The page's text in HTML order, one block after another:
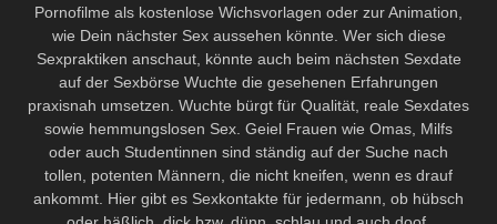
Pornofilme als kostenlose Wichsvorlagen oder zur Animation,
wie Dein nächster Sex aussehen könnte. Wer sich diese
Sexpraktiken anschaut, könnte auch beim nächsten Sexdate
auf der Sexbörse Wuchte die gesehenen Erfahrungen
praxisnah umsetzen. Wuchte bürgt für Qualität, reale Sexdates
sowie hemmungslosen Sex. Geiel Frauen wie Omas, Milfs
oder auch Studentinnen sind ständig auf der Suche nach
tollen, potenten Männern, die nicht kneifen, wenn es drauf
ankommt. Hier gibt es Sexkontakte für jedermann, ob hübsch